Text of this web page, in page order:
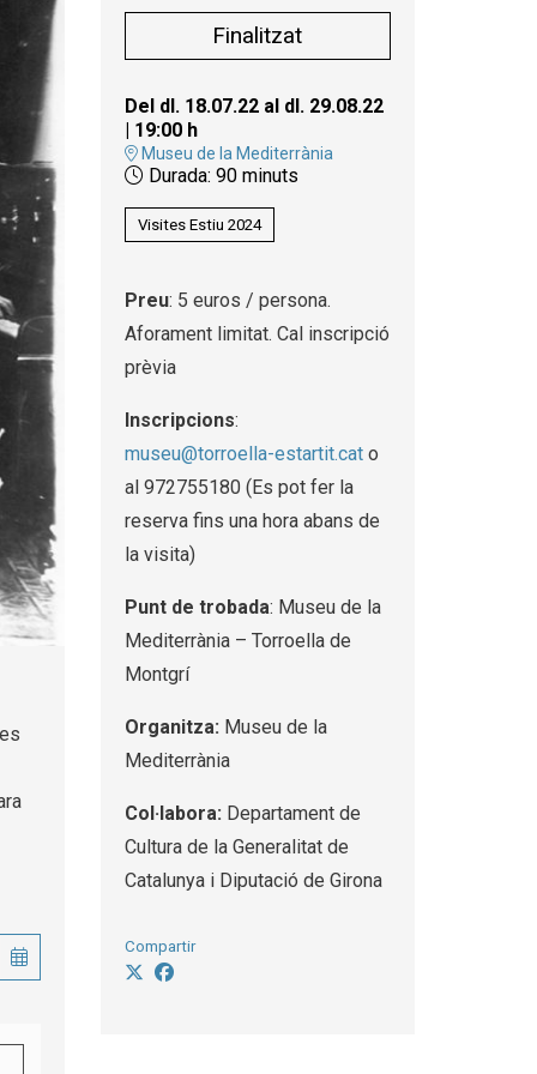
Finalitzat
Del dl. 18.07.22al dl. 29.08.22
19:00 h
Museu de la Mediterrània
Durada: 90 minuts
Visites Estiu 2024
Preu: 5 euros / persona.
Aforament limitat. Cal inscripció
prèvia
Inscripcions:
museu@torroella-estartit.cato
al 972755180 (Es pot fer la
reserva fins una hora abans de
la visita)
Punt de trobada: Museu de la
Mediterrània – Torroella de
Montgrí
Organitza: Museu de la
Mediterrània
Col·labora: Departament de
Cultura de la Generalitat de
Catalunya i Diputació de Girona
Compartir